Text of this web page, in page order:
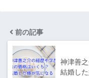
前の記事
神津善
結婚し